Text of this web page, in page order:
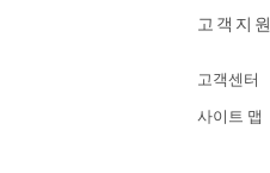
고객지원
고객센터
사이트 맵